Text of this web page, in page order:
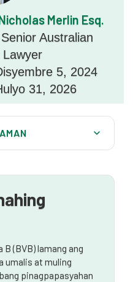
Merlin Esq.
Australian
Lawyer
5, 2024
31, 2026
sa BVB
period sa BVB?
sa labas ng
visa?
(BVB) lamang ang
umalis at muling
pinagpapasyahan